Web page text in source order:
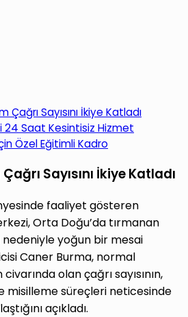
Çağrı Sayısını İkiye Katladı
24 Saat Kesintisiz Hizmet
Özel Eğitimli Kadro
Sayısını İkiye Katladı
faaliyet gösteren
Orta Doğu’da tırmanan
yoğun bir mesai
Caner Burma, normal
olan çağrı sayısının,
misilleme süreçleri neticesinde
açıkladı.